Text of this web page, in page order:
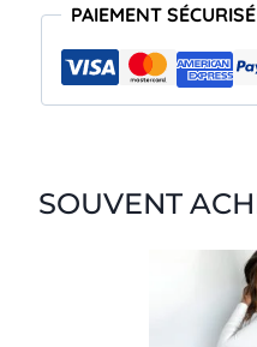
PAIEMENT
SOUVENT